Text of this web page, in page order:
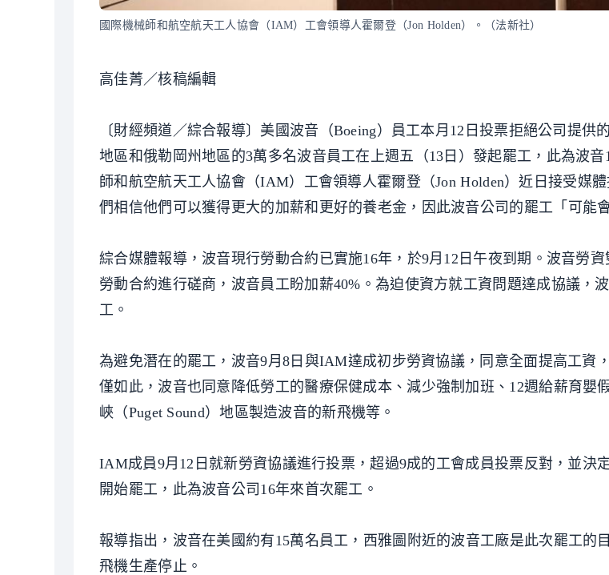
國際機械師和航空航天工人協會（IAM）工會領導人霍爾登（Jon Holden）。（法新社）
高佳菁／核稿編輯
〔財經頻道／綜合報導〕美國波音（Boeing）員工本月12日投票拒絕公司提供
地區和俄勒岡州地區的3萬多名波音員工在上週五（13日）發起罷工，此為波
師和航空航天工人協會（IAM）工會領導人霍爾登（Jon Holden）近日接受媒
們相信他們可以獲得更大的加薪和更好的養老金，因此波音公司的罷工「可能
綜合媒體報導，波音現行勞動合約已實施16年，於9月12日午夜到期。波音勞
勞動合約進行磋商，波音員工盼加薪40%。為迫使資方就工資問題達成協議，
工。
為避免潛在的罷工，波音9月8日與IAM達成初步勞資協議，同意全面提高工資
僅如此，波音也同意降低勞工的醫療保健成本、減少強制加班、12週給薪育嬰
峽（Puget Sound）地區製造波音的新飛機等。
IAM成員9月12日就新勞資協議進行投票，超過9成的工會成員投票反對，並決
開始罷工，此為波音公司16年來首次罷工。
報導指出，波音在美國約有15萬名員工，西雅圖附近的波音工廠是此次罷工的
飛機生產停止。